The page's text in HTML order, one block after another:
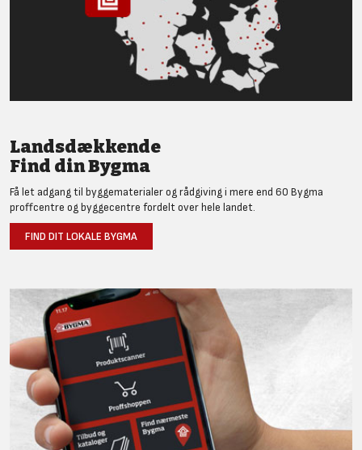
Landsdækkende
Find din Bygma
Få let adgang til byggematerialer og rådgiving i mere end 60 Bygma
proffcentre og byggecentre fordelt over hele landet.
FIND DIT LOKALE BYGMA